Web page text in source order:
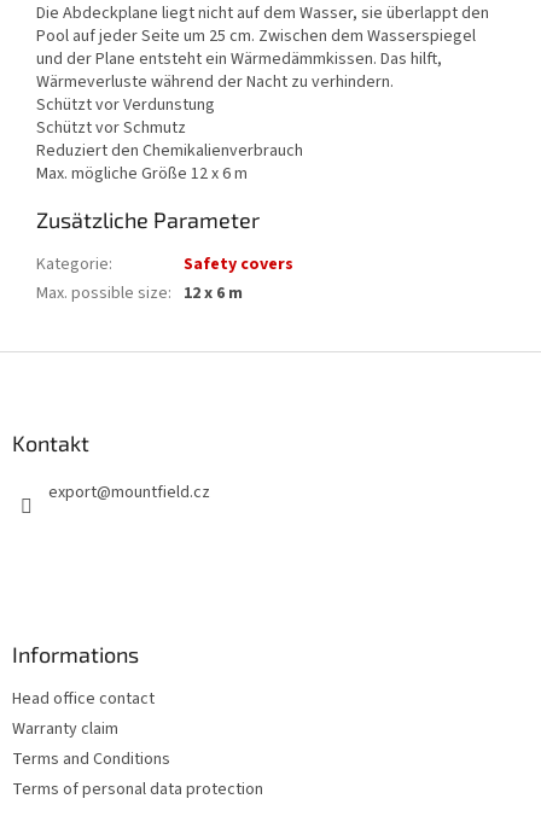
Die Abdeckplane liegt nicht auf dem Wasser, sie überlappt den
Pool auf jeder Seite um 25 cm. Zwischen dem Wasserspiegel
und der Plane entsteht ein Wärmedämmkissen. Das hilft,
Wärmeverluste während der Nacht zu verhindern.
Schützt vor Verdunstung
Schützt vor Schmutz
Reduziert den Chemikalienverbrauch
Max. mögliche Größe 12 x 6 m
Zusätzliche Parameter
Kategorie:
Safety covers
Max. possible size: 12 x 6 m
Kontakt
export@mountfield.cz
Informations
Head office contact
Warranty claim
Terms and Conditions
Terms of personal data protection